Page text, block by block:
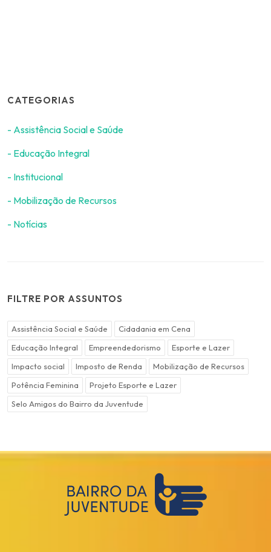
CATEGORIAS
- Assistência Social e Saúde
- Educação Integral
- Institucional
- Mobilização de Recursos
- Notícias
FILTRE POR ASSUNTOS
Assistência Social e Saúde
Cidadania em Cena
Educação Integral
Empreendedorismo
Esporte e Lazer
Impacto social
Imposto de Renda
Mobilização de Recursos
Potência Feminina
Projeto Esporte e Lazer
Selo Amigos do Bairro da Juventude